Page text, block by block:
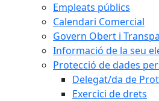
Empleats públics
Calendari Comercial
Govern Obert i
Informació de la seu
Protecció de dades
Delegat/da de
Exercici de drets